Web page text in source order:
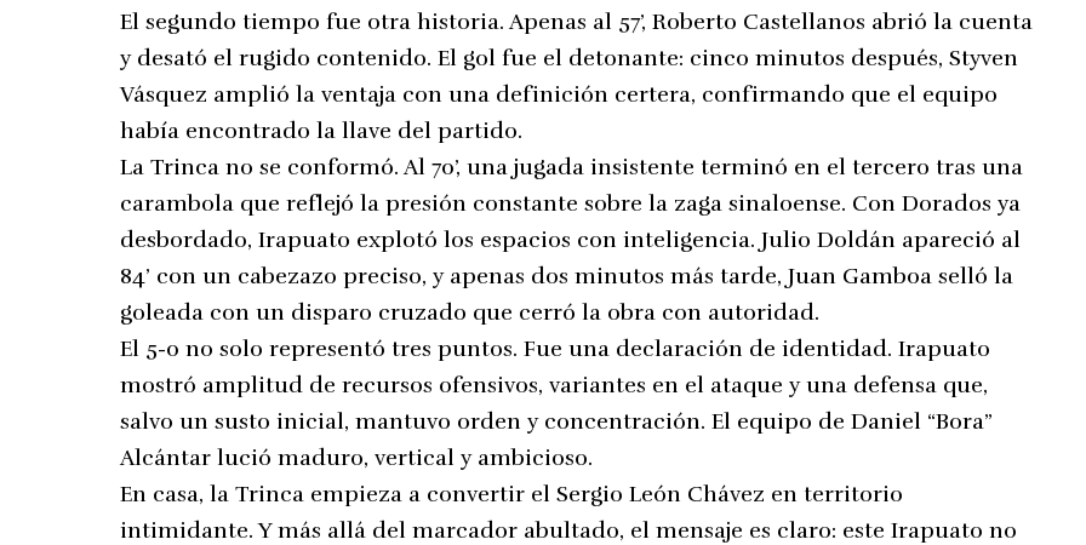
El segundo tiempo fue otra historia. Apenas al 57’, Roberto Castellanos abrió la cuenta
y desató el rugido contenido. El gol fue el detonante: cinco minutos después, Styven
Vásquez amplió la ventaja con una definición certera, confirmando que el equipo
había encontrado la llave del partido.
La Trinca no se conformó. Al 70’, una jugada insistente terminó en el tercero tras una
carambola que reflejó la presión constante sobre la zaga sinaloense. Con Dorados ya
desbordado, Irapuato explotó los espacios con inteligencia. Julio Doldán apareció al
84’ con un cabezazo preciso, y apenas dos minutos más tarde, Juan Gamboa selló la
goleada con un disparo cruzado que cerró la obra con autoridad.
El 5-0 no solo representó tres puntos. Fue una declaración de identidad. Irapuato
mostró amplitud de recursos ofensivos, variantes en el ataque y una defensa que,
salvo un susto inicial, mantuvo orden y concentración. El equipo de Daniel “Bora”
Alcántar lució maduro, vertical y ambicioso.
En casa, la Trinca empieza a convertir el Sergio León Chávez en territorio
intimidante. Y más allá del marcador abultado, el mensaje es claro: este Irapuato no